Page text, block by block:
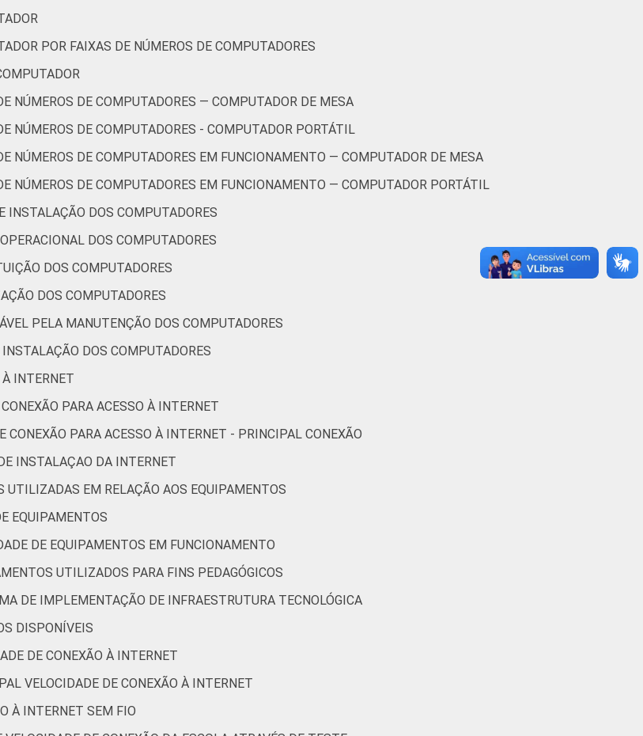
POR FAIXAS DE NÚMEROS DE COMPUTADORES
NÚMEROS DE COMPUTADORES — COMPUTADOR DE MESA
NÚMEROS DE COMPUTADORES - COMPUTADOR PORTÁTIL
NÚMEROS DE COMPUTADORES EM FUNCIONAMENTO — COMPUTADOR DE MESA
NÚMEROS DE COMPUTADORES EM FUNCIONAMENTO — COMPUTADOR PORTÁTIL
INSTALAÇÃO DOS COMPUTADORES
DOS COMPUTADORES
DOS COMPUTADORES
DOS COMPUTADORES
PELA MANUTENÇÃO DOS COMPUTADORES
DOS COMPUTADORES
À INTERNET
PARA ACESSO À INTERNET
CONEXÃO PARA ACESSO À INTERNET - PRINCIPAL CONEXÃO
INSTALAÇAO DA INTERNET
UTILIZADAS EM RELAÇÃO AOS EQUIPAMENTOS
EQUIPAMENTOS
DE EQUIPAMENTOS EM FUNCIONAMENTO
UTILIZADOS PARA FINS PEDAGÓGICOS
DE IMPLEMENTAÇÃO DE INFRAESTRUTURA TECNOLÓGICA
DISPONÍVEIS
DE CONEXÃO À INTERNET
VELOCIDADE DE CONEXÃO À INTERNET
À INTERNET SEM FIO